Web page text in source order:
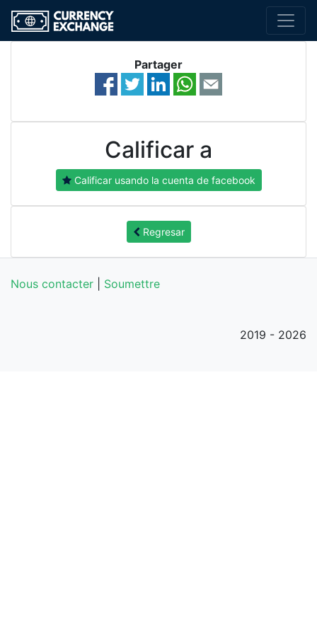
Partager
Calificar a
Calificar usando la cuenta de facebook
Regresar
Nous contacter Soumettre
2019 - 2026